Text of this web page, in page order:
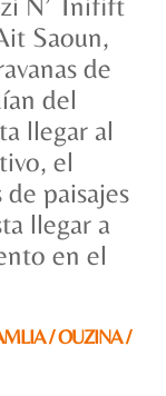
Saoun,
de
del
llegar al
el
paisajes
llegar a
en el
/ OUZINA /